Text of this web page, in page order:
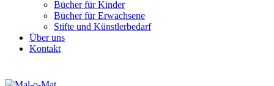
Bücher für Kinder
Bücher für Erwachsene
Stifte und Künstlerbedarf
Über uns
Kontakt